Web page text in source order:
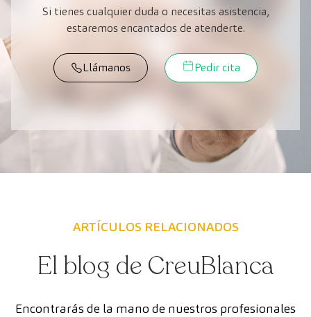
Si tienes cualquier duda o necesitas asistencia,
estaremos encantados de atenderte.
Llámanos Pedir cita
ARTÍCULOS RELACIONADOS
El blog de CreuBlanca
Encontrarás de la mano de nuestros profesionales